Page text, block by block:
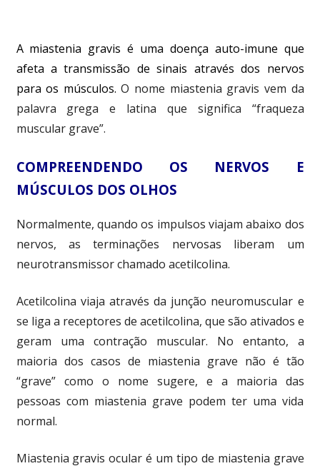
A miastenia gravis é uma doença auto-imune que
afeta a transmissão de sinais através dos nervos
para os músculos.O nome miastenia gravis vem da
palavra grega e latina que significa “fraqueza
muscular grave”.
COMPREENDENDO OS NERVOS E
MÚSCULOS DOS OLHOS
Normalmente, quando os impulsos viajam abaixo dos
nervos, as terminações nervosas liberam um
neurotransmissor chamado acetilcolina.
Acetilcolina viaja através da junção neuromuscular e
se liga a receptores de acetilcolina, que são ativados e
geram uma contração muscular. No entanto, a
maioria dos casos de miastenia grave não é tão
“grave” como o nome sugere, e a maioria das
pessoas com miastenia grave podem ter uma vida
normal.
Miastenia gravis ocular é um tipo de miastenia grave